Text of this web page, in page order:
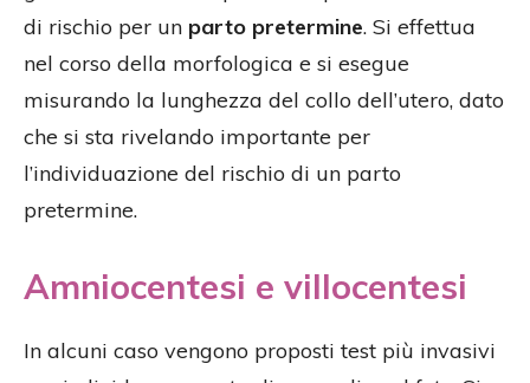
di rischio per un parto pretermine. Si effettua
nel corso della morfologica e si esegue
misurando la lunghezza del collo dell’utero, dato
che si sta rivelando importante per
l’individuazione del rischio di un parto
pretermine.
Amniocentesi e villocentesi
In alcuni caso vengono proposti test più invasivi